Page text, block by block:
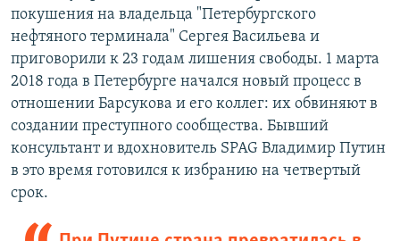
покушения на владельца "Петербургского
нефтяного терминала" Сергея Васильева и
приговорили к 23 годам лишения свободы. 1 марта
2018 года в Петербурге начался новый процесс в
отношении Барсукова и его коллег: их обвиняют в
создании преступного сообщества. Бывший
консультант и вдохновитель SPAG Владимир Путин
в это время готовился к избранию на четвертый
срок.